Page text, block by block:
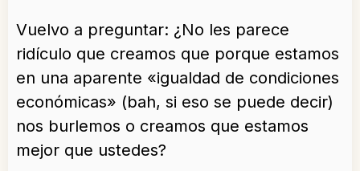
Vuelvo a preguntar: ¿No les parece
ridículo que creamos que porque estamos
en una aparente «igualdad de condiciones
económicas» (bah, si eso se puede decir)
nos burlemos o creamos que estamos
mejor que ustedes?